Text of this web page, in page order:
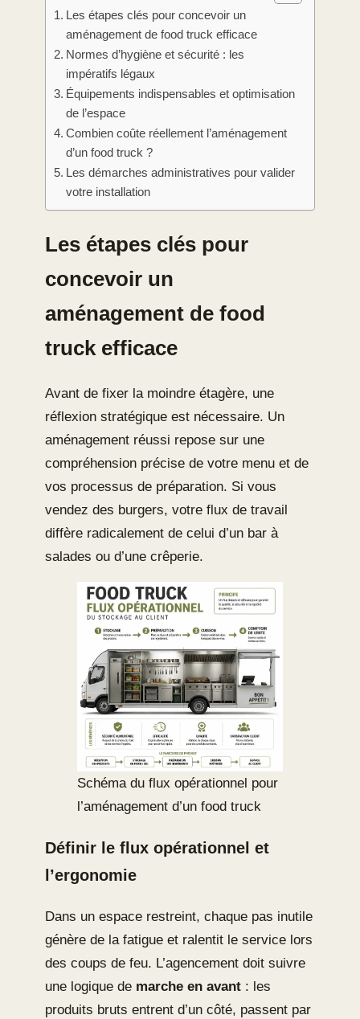
Les étapes clés pour concevoir un
aménagement de food truck efficace
Normes d’hygiène et sécurité : les
impératifs légaux
Équipements indispensables et optimisation
de l’espace
Combien coûte réellement l’aménagement
d’un food truck ?
Les démarches administratives pour valider
votre installation
Les étapes clés pour
concevoir un
aménagement de food
truck efficace
Avant de fixer la moindre étagère, une
réflexion stratégique est nécessaire. Un
aménagement réussi repose sur une
compréhension précise de votre menu et de
vos processus de préparation. Si vous
vendez des burgers, votre flux de travail
diffère radicalement de celui d’un bar à
salades ou d’une crêperie.
Schéma du flux opérationnel pour
l’aménagement d’un food truck
Définir le flux opérationnel et
l’ergonomie
Dans un espace restreint, chaque pas inutile
génère de la fatigue et ralentit le service lors
des coups de feu. L’agencement doit suivre
une logique de marche en avant : les
produits bruts entrent d’un côté, passent par